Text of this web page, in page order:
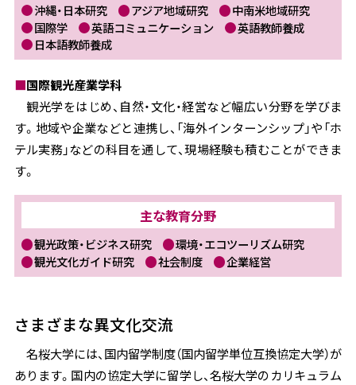
沖縄・日本研究 アジア地域研究
中南米地域研究
国際学
英語コミュニケーション
英語教師養成
日本語教師養成
■国際観光産業学科
観光学をはじめ、自然・文化・経営など幅広い分野を学びま
す。地域や企業などと連携し、「海外インターンシップ」や「ホ
テル実務」などの科目を通して、現場経験も積むことができま
す。
主な教育分野
観光政策・ビジネス研究
環境・エコツーリズム研究
観光文化ガイド研究
社会制度 企業経営
さまざまな異文化交流
名桜大学には、国内留学制度（国内留学単位互換協定大学）が
あります。国内の協定大学に留学し、名桜大学のカリキュラム